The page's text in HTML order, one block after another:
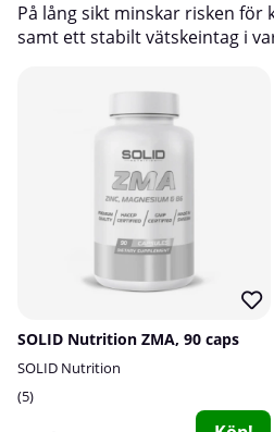
På lång sikt minskar risken
samt ett stabilt vätskeintag i
SOLID Nutrition ZMA, 90 caps
SOLID Nutrition
5